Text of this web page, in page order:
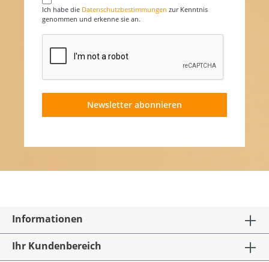
Ich habe die Datenschutzbestimmungen zur Kenntnis
genommen und erkenne sie an.
Newsletter abonnieren
Informationen
Ihr Kundenbereich